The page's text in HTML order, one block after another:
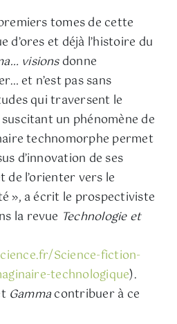
tomes de cette
et déjà l’histoire du
visionsdonne
et n’est pas sans
qui traversent le
un phénomène de
technomorphe permet
d’innovation de ses
de l’orienter vers le
», a écrit le prospectiviste
la revue Technologie et
Science-fiction-
technologique).
Gammacontribuer à ce